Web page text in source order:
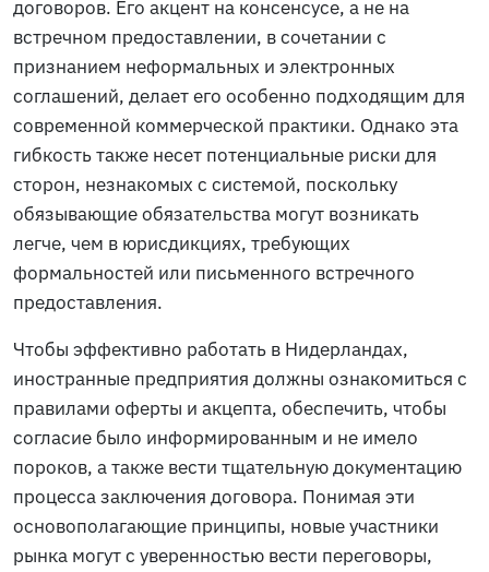
договоров. Его акцент на консенсусе, а не на
встречном предоставлении, в сочетании с
признанием неформальных и электронных
соглашений, делает его особенно подходящим для
современной коммерческой практики. Однако эта
гибкость также несет потенциальные риски для
сторон, незнакомых с системой, поскольку
обязывающие обязательства могут возникать
легче, чем в юрисдикциях, требующих
формальностей или письменного встречного
предоставления.
Чтобы эффективно работать в Нидерландах,
иностранные предприятия должны ознакомиться с
правилами оферты и акцепта, обеспечить, чтобы
согласие было информированным и не имело
пороков, а также вести тщательную документацию
процесса заключения договора. Понимая эти
основополагающие принципы, новые участники
рынка могут с уверенностью вести переговоры,